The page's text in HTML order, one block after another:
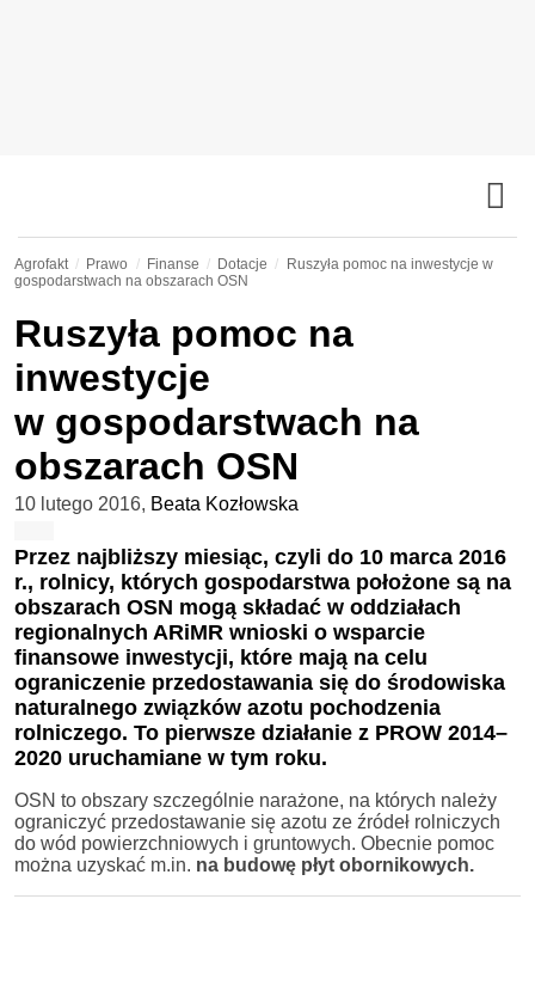
Agrofakt Prawo Finanse Dotacje
Ruszyła pomoc na inwestycje w
gospodarstwach na obszarach OSN
Ruszyła pomoc na
inwestycje
w gospodarstwach na
obszarach OSN
10 lutego 2016, Beata Kozłowska
Przez najbliższy miesiąc, czyli do 10 marca 2016
r., rolnicy, których gospodarstwa położone są na
obszarach OSN mogą składać w oddziałach
regionalnych ARiMR wnioski o wsparcie
finansowe inwestycji, które mają na celu
ograniczenie przedostawania się do środowiska
naturalnego związków azotu pochodzenia
rolniczego. To pierwsze działanie z PROW 2014–
2020 uruchamiane w tym roku.
OSN to obszary szczególnie narażone, na których należy
ograniczyć przedostawanie się azotu ze źródeł rolniczych
do wód powierzchniowych i gruntowych. Obecnie pomoc
można uzyskać m.in. na budowę płyt obornikowych.